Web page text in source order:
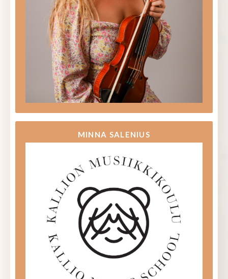
MINNA SALENIUS